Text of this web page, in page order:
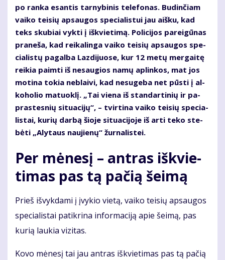
po ran­ka esan­tis tar­ny­bi­nis te­le­fo­nas. Bu­din­čiam
vai­ko tei­sių ap­sau­gos spe­cia­lis­tui jau aiš­ku, kad
teks sku­biai vyk­ti į iš­kvie­ti­mą. Po­li­ci­jos pa­rei­gū­nas
pra­ne­ša, kad rei­ka­lin­ga vai­ko tei­sių ap­sau­gos spe­
cia­lis­tų pa­gal­ba Laz­di­juo­se, kur 12 me­tų mer­gai­tę
rei­kia pa­im­ti iš ne­sau­gios na­mų ap­lin­kos, mat jos
mo­ti­na to­kia ne­blai­vi, kad ne­su­ge­ba net pūs­ti į al­
ko­ho­lio ma­tuok­lį. „Tai vie­na iš stan­dar­ti­nių ir pa­
pras­tes­nių si­tu­a­ci­jų“, – tvir­ti­na vai­ko tei­sių spe­cia­
lis­tai, ku­rių dar­bą šio­je si­tu­a­ci­jo­je iš ar­ti te­ko ste­
bė­ti „Aly­taus nau­jie­nų“ žur­na­lis­tei.
Per mė­ne­sį – ant­ras iš­kvie­
ti­mas pas tą pa­čią šei­mą
Prieš iš­vyk­da­mi į įvy­kio vie­tą, vai­ko tei­sių ap­sau­gos
spe­cia­lis­tai pa­tik­ri­na in­for­ma­ci­ją apie šei­mą, pas
ku­rią lau­kia vi­zi­tas.
Ko­vo mė­ne­sį tai jau ant­ras iš­kvie­ti­mas pas tą pa­čią